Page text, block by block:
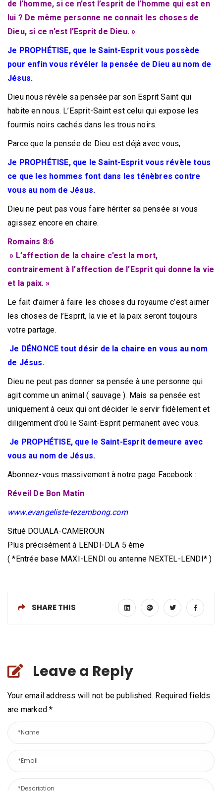
de l’homme, si ce n’est l’esprit de l’homme qui est en
lui ? De même personne ne connait les choses de
Dieu, si ce n’est l’Esprit de Dieu. »
Je PROPHÉTISE, que le Saint-Esprit vous possède
pour enfin vous révéler la pensée de Dieu au nom de
Jésus.
Dieu nous révèle sa pensée par son Esprit Saint qui
habite en nous. L’Esprit-Saint est celui qui expose les
fourmis noirs cachés dans les trous noirs.
Parce que la pensée de Dieu est déjà avec vous,
Je PROPHÉTISE, que le Saint-Esprit vous révèle tous
ce que les hommes font dans les ténèbres contre
vous au nom de Jésus.
Dieu ne peut pas vous faire hériter sa pensée si vous
agissez encore en chaire.
Romains 8:6
» L’affection de la chaire c’est la mort,
contrairement à l’affection de l’Esprit qui donne la vie
et la paix. »
Le fait d’aimer à faire les choses du royaume c’est aimer
les choses de l’Esprit, la vie et la paix seront toujours
votre partage.
Je DÉNONCE tout désir de la chaire en vous au nom
de Jésus.
Dieu ne peut pas donner sa pensée à une personne qui
agit comme un animal ( sauvage ). Mais sa pensée est
uniquement à ceux qui ont décider le servir fidèlement et
diligemment d’où le Saint-Esprit permanent avec vous.
Je PROPHÉTISE, que le Saint-Esprit demeure avec
vous au nom de Jésus.
Abonnez-vous massivement à notre page Facebook :
Réveil De Bon Matin
www.evangeliste-tezembong.com
Situé DOUALA-CAMEROUN
Plus précisément à LENDI-DLA 5 ème
( *Entrée base MAXI-LENDI ou antenne NEXTEL-LENDI* )
SHARE THIS
Leave a Reply
Your email address will not be published. Required fields
are marked*